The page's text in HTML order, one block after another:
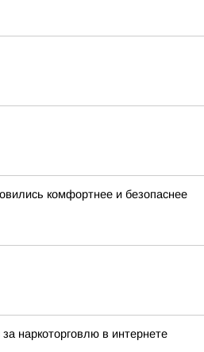
комфортнее и безопаснее
наркоторговлю в интернете